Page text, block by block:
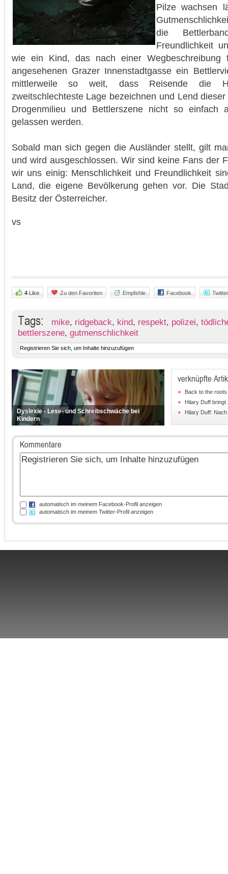
Pilze wachsen
die
Freundlichkeit
wie ein Kind, das nach einer Wegbeschreibung
angesehenen Grazer Innenstadtgasse ein
mittlerweile so weit, dass Reisende die
zweitschlechteste Lage bezeichnen und Lend
Drogenmilieu und Bettlerszene nicht so einfach
gelassen werden.
Sobald man sich gegen die Ausländer stellt, gilt
und wird ausgeschlossen. Wir sind keine Fans der
wir uns einig: Menschlichkeit und Freundlichkeit
Land, die eigene Bevölkerung gehen vor. Die
Besitz der Österreicher.
vs
4Like Zu den Favoriten Empfehle Facebook Twitter
Tags: mike, ridgeback, kind, respekt, polizei,
bettlerszene, gutmenschlichkeit
Dyslexie - Lese- und Schreibschwäche bei
Kindern
verknüpfte
Back to the
Hilary Duff bringt
Hilary Duff:
Kommentare
automatisch im meinem Facebook-Profil anzeigen
automatisch im meinem Twitter-Profil anzeigen